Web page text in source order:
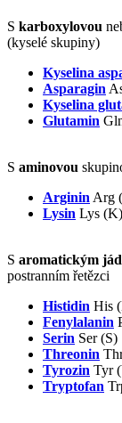
S karboxylovou
(kyselé skupiny)
Kyselina
Asparagin
Kyselina
Glutamin
S aminovou
Arginin Arg
Lysin Lys (K)
S aromatickým
postranním řetězci
Histidin His
Fenylalanin
Serin Ser (S)
Threonin
Tyrozin Tyr
Tryptofan